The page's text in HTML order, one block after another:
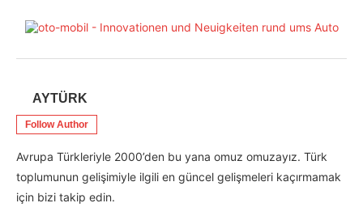
AYTÜRK
Follow Author
Avrupa Türkleriyle 2000’den bu yana omuz omuzayız. Türk
toplumunun gelişimiyle ilgili en güncel gelişmeleri kaçırmamak
için bizi takip edin.